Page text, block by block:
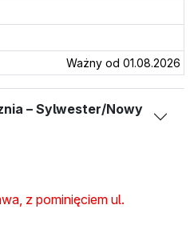
Ważny od 01.08.2026
– Sylwester/Nowy
z pominięciem ul.